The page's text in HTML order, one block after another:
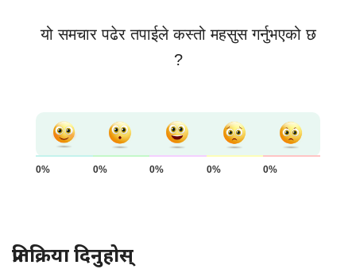
यो समचार पढेर तपाईले कस्तो महसुस गर्नुभएको छ
?
0% 0% 0% 0% 0%
प्रतिक्रिया दिनुहोस्